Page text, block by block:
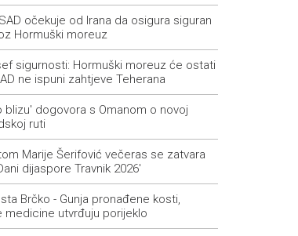
očekuje od Irana da osigura siguran
Hormuški moreuz
sigurnosti: Hormuški moreuz će ostati
ne ispuni zahtjeve Teherana
blizu' dogovora s Omanom o novoj
ruti
Marije Šerifović večeras se zatvara
dijaspore Travnik 2026'
Brčko - Gunja pronađene kosti,
medicine utvrđuju porijeklo